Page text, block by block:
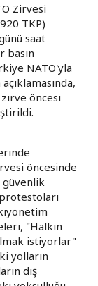
Zirvesi
TKP)
saat
basın
NATO'yla
öncesi
öncesinde
güvenlik
"Halkın
istiyorlar"
yolların
dış